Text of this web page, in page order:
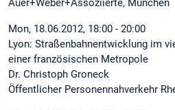
Auer+Weber+Assoziierte, München
Mon, 18.06.2012, 18:00 - 20:00
Lyon: Straßenbahnentwicklung im
einer französischen Metropole
Dr. Christoph Groneck
Öffentlicher Personennahverkehr